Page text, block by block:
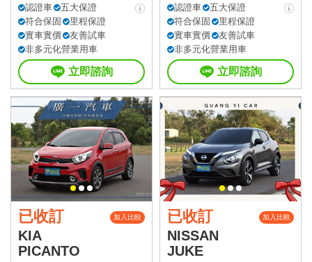
認證車
五大保證
符合保固
里程保證
實車實價
友善試車
非多元化營業用車
立即諮詢
認證車
五大保證
符合保固
里程保證
實車實價
友善試車
非多元化營業用車
立即諮詢
已收訂 加入比較
KIA
PICANTO
已收訂 加入比較
NISSAN
JUKE